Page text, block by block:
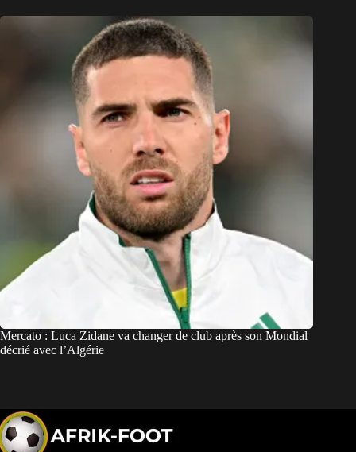
Mercato : Luca Zidane va changer de club après son Mondial
décrié avec l’Algérie